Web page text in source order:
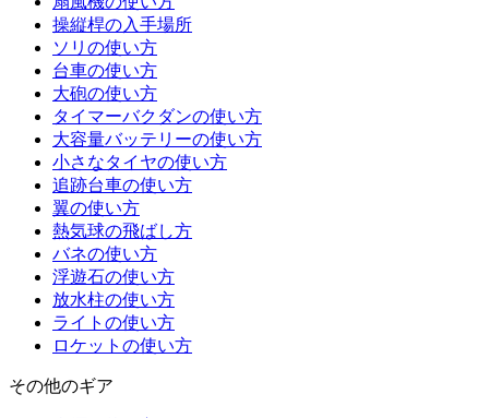
操縦桿の入手場所
ソリの使い方
台車の使い方
大砲の使い方
タイマーバクダンの使い方
大容量バッテリーの使い方
小さなタイヤの使い方
追跡台車の使い方
翼の使い方
熱気球の飛ばし方
バネの使い方
浮遊石の使い方
放水柱の使い方
ライトの使い方
ロケットの使い方
その他のギア